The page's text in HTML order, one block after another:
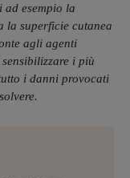
esempio la
la superficie cutanea
agli agenti
i più
i danni provocati